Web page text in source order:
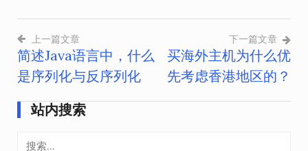
文
章
导
航
上一篇文章
简述Java语言中，什么
是序列化与反序列化
下一篇文章
买海外主机为什么优
先考虑香港地区的？
站内搜索